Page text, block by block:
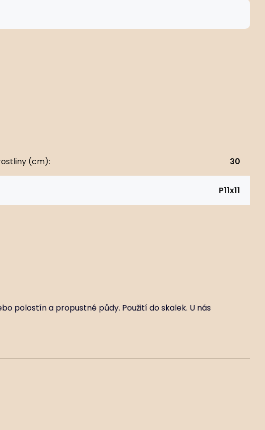
(cm): 30
P11x11
polostín a propustné půdy. Použití do skalek. U nás